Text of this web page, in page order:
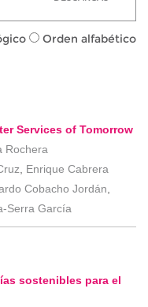
Orden alfabético
Services of Tomorrow
Rochera
Enrique Cabrera
Cobacho Jordán
Serra García
sostenibles para el